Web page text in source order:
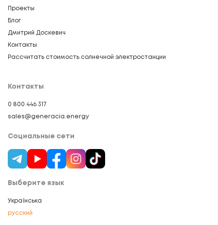
Проекты
Блог
Дмитрий Доскевич
Контакты
Рассчитать стоимость солнечной электростанции
Контакты
0 800 446 317
sales@generacia.energy
Социальные сети
Выберите язык
Українська
русский